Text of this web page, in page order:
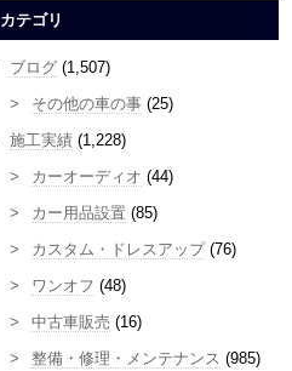
カテゴリ
ブログ (1,507)
その他の車の事 (25)
施工実績 (1,228)
カーオーディオ (44)
カー用品設置 (85)
カスタム・ドレスアップ(76)
ワンオフ (48)
中古車販売 (16)
整備・修理・メンテナンス (985)